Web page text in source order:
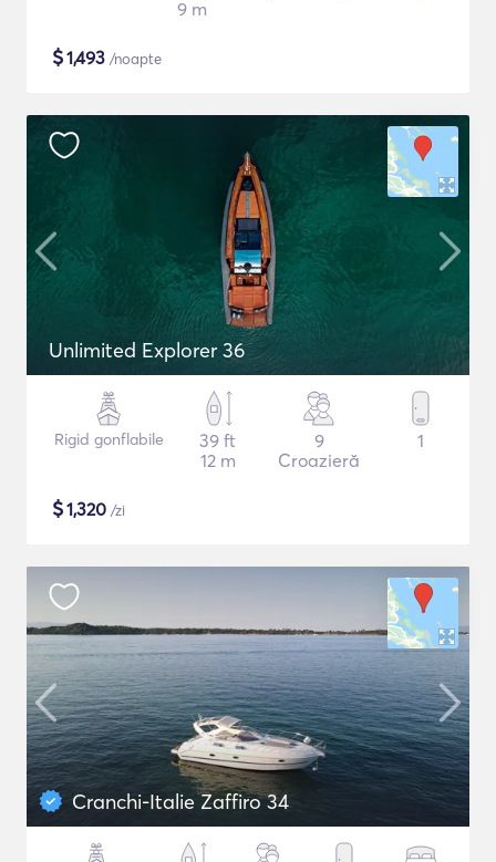
9 m
$1,493 /noapte
Unlimited Explorer 36
Rigid gonflabile
39 ft
12 m
9
Croazieră
1
$1,320 /zi
Cranchi-Italie Zaffiro 34